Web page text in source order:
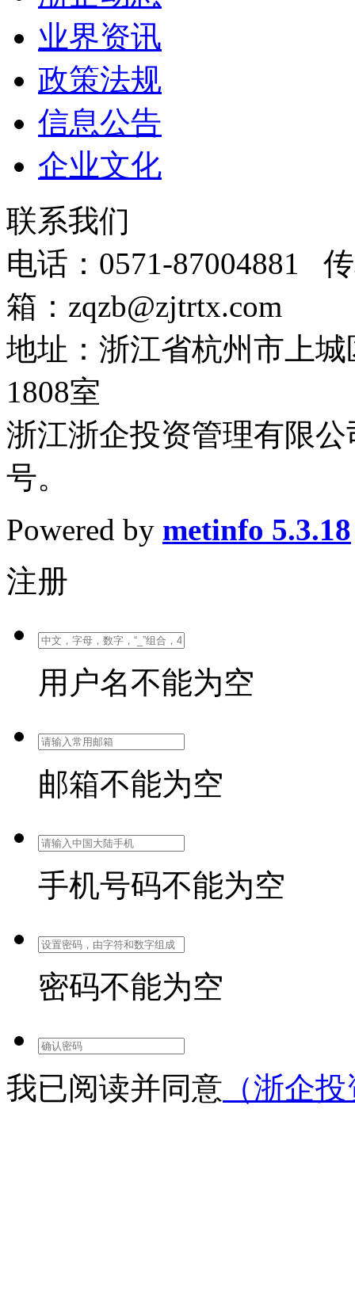
业界资讯
政策法规
信息公告
企业文化
联系我们
电话：0571-87004881
箱：zqzb@zjtrtx.com
地址：浙江省杭州市上
1808室
浙江浙企投资管理有限公
号。
Powered by metinfo 5.3.18
注册
用户名不能为空
邮箱不能为空
手机号码不能为空
密码不能为空
我已阅读并同意 （浙企